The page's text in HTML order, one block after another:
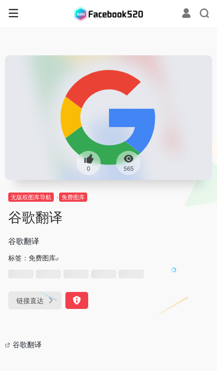
0 565
无版权图库导航 免费图库
谷歌翻译
谷歌翻译
标签： 免费图库
链接直达
谷歌翻译